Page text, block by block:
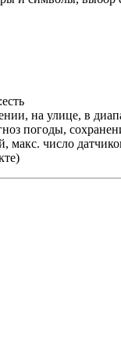
есть
на улице, в
погоды,
макс. число